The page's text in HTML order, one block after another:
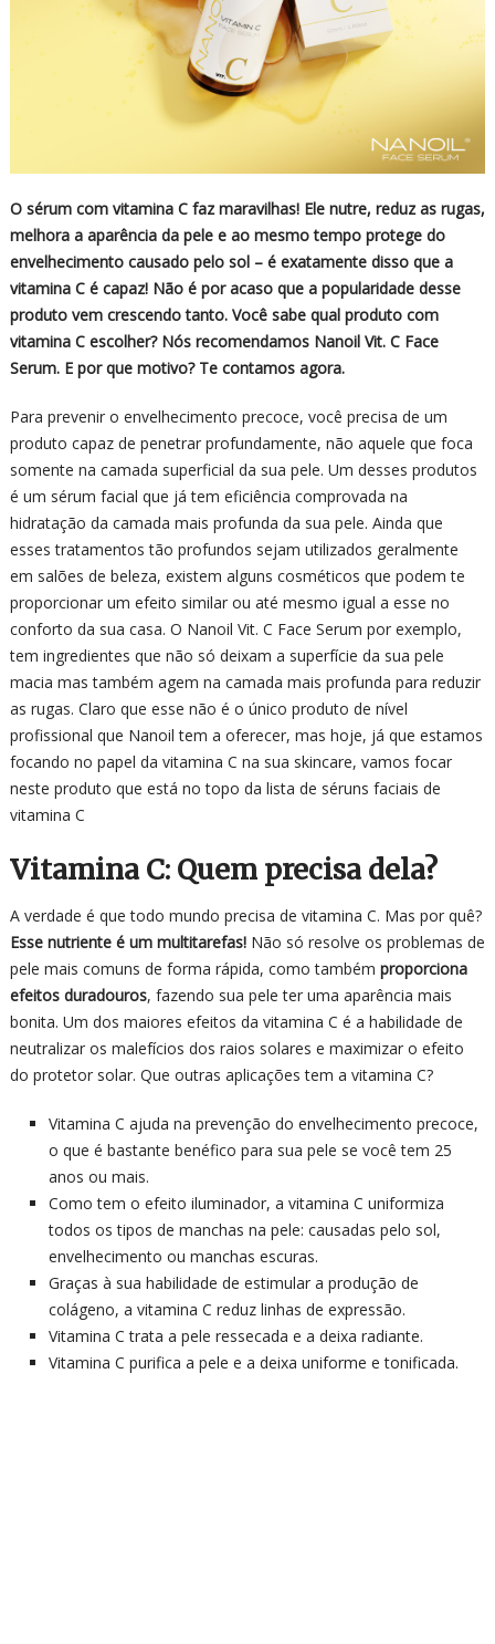
O sérum com vitamina C faz maravilhas! Ele nutre, reduz as rugas,
melhora a aparência da pele e ao mesmo tempo protege do
envelhecimento causado pelo sol – é exatamente disso que a
vitamina C é capaz! Não é por acaso que a popularidade desse
produto vem crescendo tanto. Você sabe qual produto com
vitamina C escolher? Nós recomendamos Nanoil Vit. C Face
Serum. E por que motivo? Te contamos agora.
Para prevenir o envelhecimento precoce, você precisa de um
produto capaz de penetrar profundamente, não aquele que foca
somente na camada superficial da sua pele. Um desses produtos
é um sérum facial que já tem eficiência comprovada na
hidratação da camada mais profunda da sua pele. Ainda que
esses tratamentos tão profundos sejam utilizados geralmente
em salões de beleza, existem alguns cosméticos que podem te
proporcionar um efeito similar ou até mesmo igual a esse no
conforto da sua casa. O Nanoil Vit. C Face Serum por exemplo,
tem ingredientes que não só deixam a superfície da sua pele
macia mas também agem na camada mais profunda para reduzir
as rugas. Claro que esse não é o único produto de nível
profissional que Nanoil tem a oferecer, mas hoje, já que estamos
focando no papel da vitamina C na sua skincare, vamos focar
neste produto que está no topo da lista de séruns faciais de
vitamina C
Vitamina C: Quem precisa dela?
A verdade é que todo mundo precisa de vitamina C. Mas por quê?
Esse nutriente é um multitarefas! Não só resolve os problemas de
pele mais comuns de forma rápida, como também proporciona
efeitos duradouros, fazendo sua pele ter uma aparência mais
bonita. Um dos maiores efeitos da vitamina C é a habilidade de
neutralizar os malefícios dos raios solares e maximizar o efeito
do protetor solar. Que outras aplicações tem a vitamina C?
Vitamina C ajuda na prevenção do envelhecimento precoce,
o que é bastante benéfico para sua pele se você tem 25
anos ou mais.
Como tem o efeito iluminador, a vitamina C uniformiza
todos os tipos de manchas na pele: causadas pelo sol,
envelhecimento ou manchas escuras.
Graças à sua habilidade de estimular a produção de
colágeno, a vitamina C reduz linhas de expressão.
Vitamina C trata a pele ressecada e a deixa radiante.
Vitamina C purifica a pele e a deixa uniforme e tonificada.